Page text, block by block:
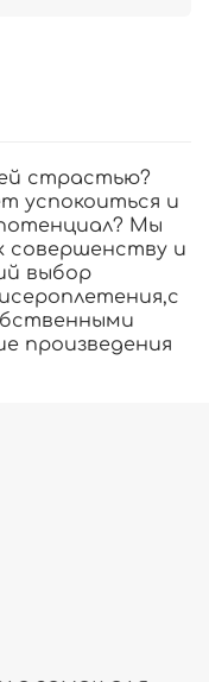
страстью?
успокоиться и
Мы
совершенству и
выбор
произведения